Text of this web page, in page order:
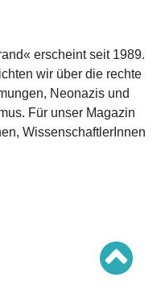
erscheint seit 1989.
wir über die rechte
Neonazis und
Für unser Magazin
WissenschaftlerInnen